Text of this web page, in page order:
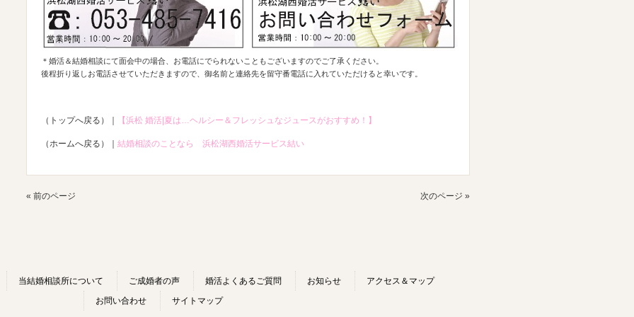
＊婚活＆結婚相談にて面会中の場合、お電話にでられないこともございますのでご了承ください。
後程折り返しお電話させていただきますので、御名前と連絡先を留守番電話に入れていただけると幸いです。
（トップへ戻る）｜ 【浜松 婚活|夏は…ヘルシー＆フレッシュなジュースがおすすめ！】
（ホームへ戻る）｜ 結婚相談のことなら 浜松湖西婚活サービス結い
« 前のページ 次のページ »
当結婚相談所について ご成婚者の声 婚活よくあるご質問 お知らせ
アクセス＆マップ
お問い合わせ
サイトマップ